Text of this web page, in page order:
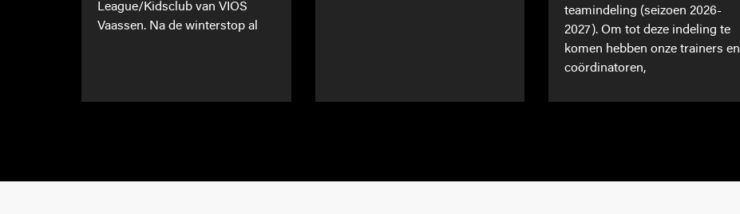
League/Kidsclub van VIOS
Vaassen. Na de winterstop al
teamindeling (seizoen 2026-
2027). Om tot deze indeling te
komen hebben onze trainers en
coördinatoren,